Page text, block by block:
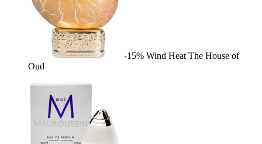
-15% Wind Heat The House of
Oud